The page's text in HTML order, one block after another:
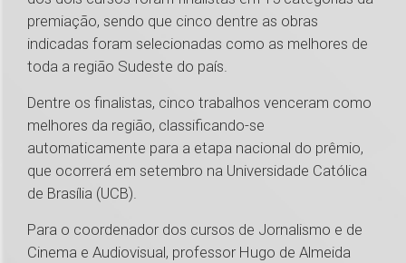
premiação, sendo que cinco dentre as obras
indicadas foram selecionadas como as melhores de
toda a região Sudeste do país.
Dentre os finalistas, cinco trabalhos venceram como
melhores da região, classificando-se
automaticamente para a etapa nacional do prêmio,
que ocorrerá em setembro na Universidade Católica
de Brasília (UCB).
Para o coordenador dos cursos de Jornalismo e de
Cinema e Audiovisual, professor Hugo de Almeida